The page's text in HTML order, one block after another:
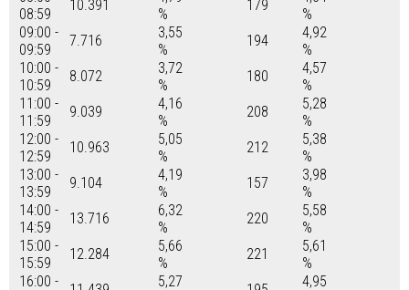
08:59
10.391
%
179
%
09:00 -
09:59
7.716
3,55
%
194
4,92
%
10:00 -
10:59
8.072
3,72
%
180
4,57
%
11:00 -
11:59
9.039
4,16
%
208
5,28
%
12:00 -
12:59
10.963
5,05
%
212
5,38
%
13:00 -
13:59
9.104
4,19
%
157
3,98
%
14:00 -
14:59
13.716
6,32
%
220
5,58
%
15:00 -
15:59
12.284
5,66
%
221
5,61
%
16:00 -
5,27
4,95